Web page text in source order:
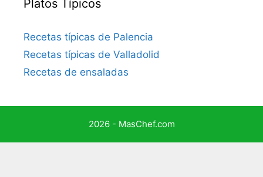
Platos Típicos
Recetas típicas de Palencia
Recetas típicas de Valladolid
Recetas de ensaladas
2026 - MasChef.com